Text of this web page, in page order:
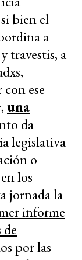
bien el
a
travestis, a
ese
una
da
legislativa
o
los
jornada la
informe
de
por las